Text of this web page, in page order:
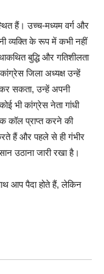
हैं। उच्च-मध्यम वर्ग और
व्यक्ति के रूप में कभी नहीं
बुद्धि और गतिशीलता
जिला अध्यक्ष उन्हें
सकता, उन्हें अपनी
भी कांग्रेस नेता गांधी
कॉल प्राप्त करने की
हैं और पहले से ही गंभीर
उठाना जारी रखा है।
आप पैदा होते हैं, लेकिन